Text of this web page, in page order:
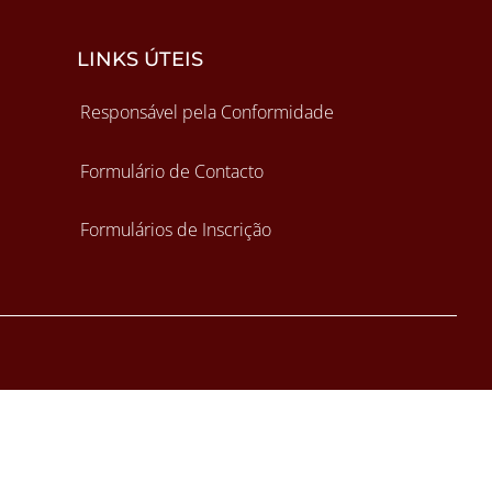
LINKS ÚTEIS
Responsável pela Conformidade
Formulário de Contacto
Formulários de Inscrição